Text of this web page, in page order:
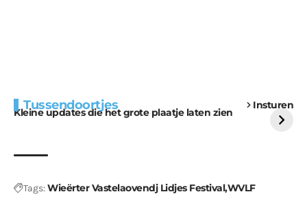
Tussendoortjes Insturen
Kleine updates die het grote plaatje laten zien
voor kabouters
uitdaging
Tags:Wieërter Vastelaovendj Lidjes FestivalWVLF